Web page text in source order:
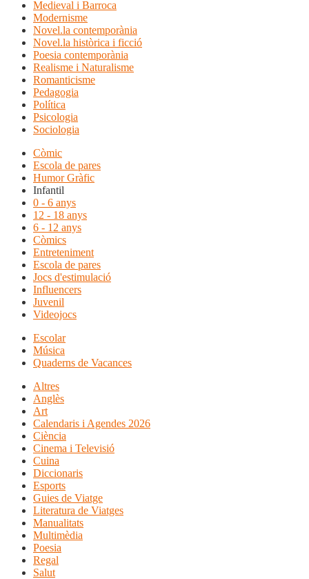
Medieval i Barroca
Modernisme
Novel.la contemporània
Novel.la històrica i ficció
Poesia contemporània
Realisme i Naturalisme
Romanticisme
Pedagogia
Política
Psicologia
Sociologia
Còmic
Escola de pares
Humor Gràfic
Infantil
0 - 6 anys
12 - 18 anys
6 - 12 anys
Còmics
Entreteniment
Escola de pares
Jocs d'estimulació
Influencers
Juvenil
Videojocs
Escolar
Música
Quaderns de Vacances
Altres
Anglès
Art
Calendaris i Agendes 2026
Ciència
Cinema i Televisió
Cuina
Diccionaris
Esports
Guies de Viatge
Literatura de Viatges
Manualitats
Multimèdia
Poesia
Regal
Salut